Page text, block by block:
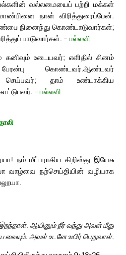
வல்லமையைப் பற்றி மக்கள்
நான் விரித்துரைப்பேன்.
நினைந்து கொண்டாடுவார்கள்;
பாடுவார்கள். – பல்லவி
உடையவர்; எளிதில் சினம்
கொண்டவர்.ஆண்டவர்
செய்பவர்; தாம் உண்டாக்கிய
–பல்லவி
நம் மீட்பராகிய கிறிஸ்து இயேசு
வாழ்வை நற்செய்தியின் வழியாக
ஆயினும் நீர் வந்து அவள் மீது
வையும். அவள் உடனே உயிர் பெறுவாள்.